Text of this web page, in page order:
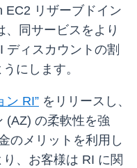
EC2 リザーブドイン
、同サービスをより
ディスカウントの割
にします。
ン RI” をリリースし、
(AZ) の柔軟性を強
のメリットを利用し
、お客様は RI に関